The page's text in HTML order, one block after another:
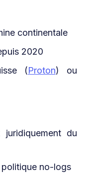
continentale
2020
(Proton) ou
du
politique no-logs